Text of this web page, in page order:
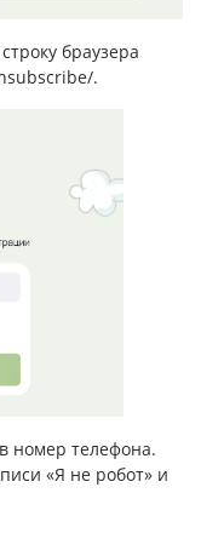
браузера
.
номер телефона.
«Я не робот» и